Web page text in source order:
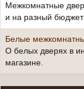
Межкомнатные
и на разный бюджет
Белые
О белых дверях в
магазине.